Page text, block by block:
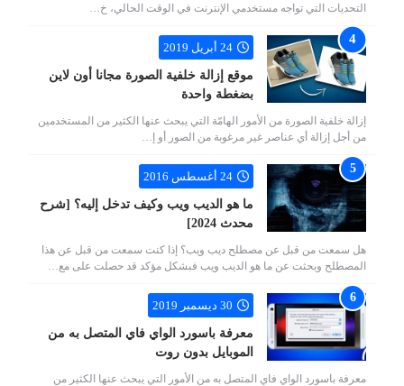
التحديات التي تواجه مستخدمي الإنترنت في الوقت الحالي، خ…
24 أبريل 2019
موقع إزالة خلفية الصورة مجانا أون لاين
بضغطة واحدة
إزالة خلفية الصورة من الأمور الهامّة التي يبحث عنها الكثير من المستخدمين
من أجل إزالة أي عناصر غير مرغوبة من الصور أو إ…
24 أغسطس 2016
ما هو الديب ويب وكيف تدخل إليه؟ [شرح
محدث 2024]
هل سمعت من قبل عن مصطلح ديب ويب؟ إذا كنت سمعت من قبل عن هذا
المصطلح وبحثت عن ما هو الديب ويب فبشكل مؤكد قد حصلت على مع…
30 ديسمبر 2019
معرفة باسورد الواي فاي المتصل به من
الموبايل بدون روت
معرفة باسورد الواي فاي المتصل به من الأمور التي يبحث عنها الكثير من